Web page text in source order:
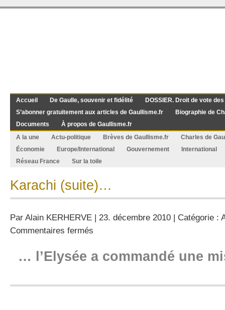
Accueil De Gaulle, souvenir et fidélité
DOSSIER. Droit de vote
S’abonner gratuitement aux articles de Gaullisme.fr
Biographie de
Documents
À propos de Gaullisme.fr
A la une
Actu-politique Brèves de Gaullisme.fr
Charles de
Économie
Europe/International Gouvernement
International
Réseau France
Sur la toile
Karachi (suite)…
Par Alain KERHERVE | 23. décembre 2010 | Catégorie :
Commentaires fermés
…
… l’Elysée a commandé une